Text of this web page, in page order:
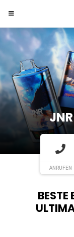
JNR
ANRUFEN
BESTE